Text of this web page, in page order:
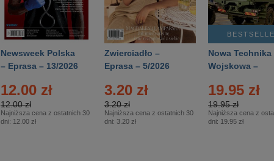
Newsweek Polska
– Eprasa – 13/2026
12.00 zł
12.00 zł
Najniższa cena z ostatnich 30
dni: 12.00 zł
Zwierciadło –
Eprasa – 5/2026
3.20 zł
3.20 zł
Najniższa cena z ostatnich 30
dni: 3.20 zł
Nowa Technika
Wojskowa –
19.95 zł
19.95 zł
Najniższa cena z
dni: 19.95 zł